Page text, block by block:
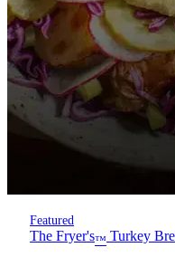
Featured
The Fryer's™ Turkey